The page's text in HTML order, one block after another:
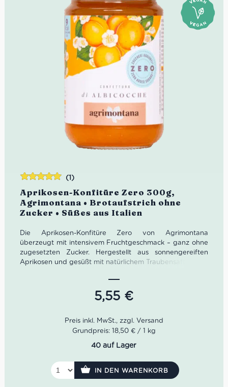
Aprikosen-Konfitüre Zero 300g,
Agrimontana • Brotaufstrich ohne
Zucker • Süßes aus Italien
(1)
Die Aprikosen-Konfitüre Zero von Agrimontana
überzeugt mit intensivem Fruchtgeschmack – ganz ohne
zugesetzten Zucker. Hergestellt aus sonnengereiften
Aprikosen und gesüßt mit natürlichem Traubensaft, bietet
Konsistenz. Schonend im offenen Kupferkessel
verarbeitet, bleibt das volle Aroma der Früchte erhalten.
Ideal für bewusste Genießer, die auf natürliche Zutaten
5,55 €
Bewertet
mit5.00von
5
Grundpreis: 18,50 € / 1 kg
40 auf Lager
IN DEN WARENKORB